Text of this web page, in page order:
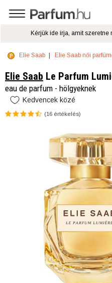
Elie Saab Elie Saab női
Elie Saab Le Parfum
eau de parfum - hölgyeknek
Kedvencek közé
(16 értékelés)